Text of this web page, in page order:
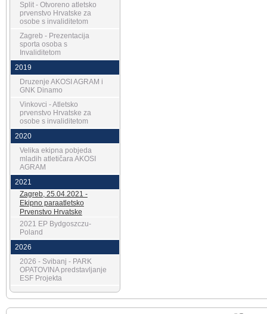
Split - Otvoreno atletsko
prvenstvo Hrvatske za
osobe s invaliditetom
Zagreb - Prezentacija
sporta osoba s
Invaliditetom
2019
Druzenje AKOSI AGRAM i
GNK Dinamo
Vinkovci - Atletsko
prvenstvo Hrvatske za
osobe s invaliditetom
2020
Velika ekipna pobjeda
mladih atletičara AKOSI
AGRAM
2021
Zagreb, 25.04.2021 -
Ekipno paraatletsko
Prvenstvo Hrvatske
2021 EP Bydgoszczu-
Poland
2026
2026 - Svibanj - PARK
OPATOVINA predstavljanje
ESF Projekta